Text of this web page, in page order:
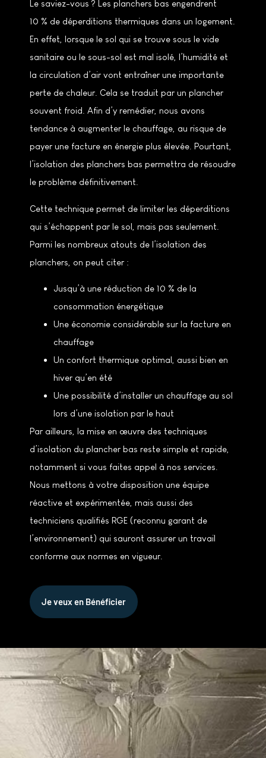
Le saviez-vous ? Les planchers bas engendrent
10 % de déperditions thermiques dans un logement.
En effet, lorsque le sol qui se trouve sous le vide
sanitaire ou le sous-sol est mal isolé, l’humidité et
la circulation d’air vont entraîner une importante
perte de chaleur. Cela se traduit par un plancher
souvent froid. Afin d’y remédier, nous avons
tendance à augmenter le chauffage, au risque de
payer une facture en énergie plus élevée. Pourtant,
l’isolation des planchers bas permettra de résoudre
le problème définitivement.
Cette technique permet de limiter les déperditions
qui s’échappent par le sol, mais pas seulement.
Parmi les nombreux atouts de l’isolation des
planchers, on peut citer :
Jusqu’à une réduction de 10 % de la
consommation énergétique
Une économie considérable sur la facture en
chauffage
Un confort thermique optimal, aussi bien en
hiver qu’en été
Une possibilité d’installer un chauffage au sol
lors d’une isolation par le haut
Par ailleurs, la mise en œuvre des techniques
d’isolation du plancher bas reste simple et rapide,
notamment si vous faites appel à nos services.
Nous mettons à votre disposition une équipe
réactive et expérimentée, mais aussi des
techniciens qualifiés RGE (reconnu garant de
l’environnement) qui sauront assurer un travail
conforme aux normes en vigueur.
Je veux en Bénéficier